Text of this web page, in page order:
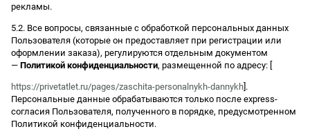
рекламы.
5.2. Все вопросы, связанные с обработкой персональных данных
Пользователя (которые он предоставляет при регистрации или
оформлении заказа), регулируются отдельным документом
— Политикой конфиденциальности, размещенной по адресу: [
https://privetatlet.ru/pages/zaschita-personalnykh-dannykh ].
Персональные данные обрабатываются только после express-
согласия Пользователя, полученного в порядке, предусмотренном
Политикой конфиденциальности.